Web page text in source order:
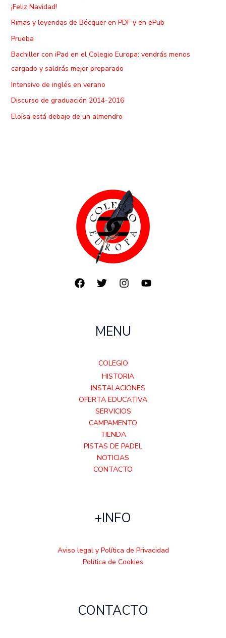
¡Feliz Navidad!
Rimas y leyendas de Bécquer en PDF y en ePub
Prueba
Bachiller con iPad en el Colegio Europa: vendrás menos
cargado y saldrás mejor preparado
Intensivo de inglés en verano
Discurso de graduación 2014-2016
Eloísa está debajo de un almendro
MENU
COLEGIO
HISTORIA
INSTALACIONES
OFERTA EDUCATIVA
SERVICIOS
CAMPAMENTO
TIENDA
PISTAS DE PADEL
NOTICIAS
CONTACTO
+INFO
Aviso legal y Política de Privacidad
Política de Cookies
CONTACTO